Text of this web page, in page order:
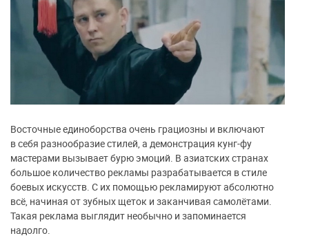
Восточные единоборства очень грациозны и включают
в себя разнообразие стилей, а демонстрация кунг-фу
мастерами вызывает бурю эмоций. В азиатских странах
большое количество рекламы разрабатывается в стиле
боевых искусств. С их помощью рекламируют абсолютно
всё, начиная от зубных щеток и заканчивая самолётами.
Такая реклама выглядит необычно и запоминается
надолго.